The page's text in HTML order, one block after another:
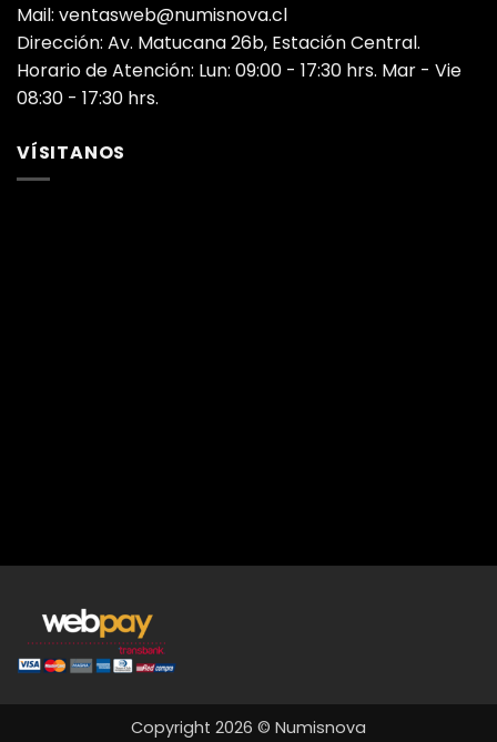
Mail: ventasweb@numisnova.cl
Dirección: Av. Matucana 26b, Estación Central.
Horario de Atención: Lun: 09:00 - 17:30 hrs. Mar - Vie
08:30 - 17:30 hrs.
VÍSITANOS
Copyright 2026 © Numisnova